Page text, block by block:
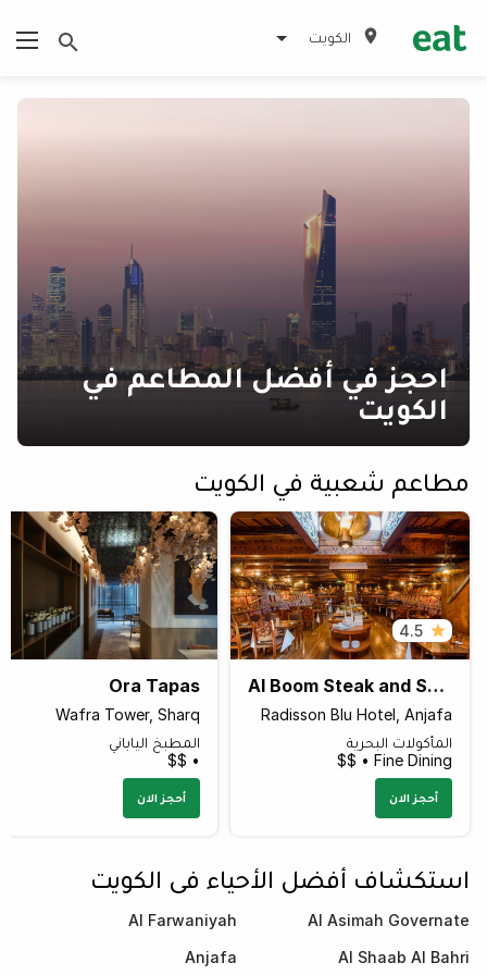
الكويت
احجز في أفضل المطاعم في
الكويت
مطاعم شعبية في الكويت
4.5
Al Boom Steak and Seafood Restaurant
Radisson Blu Hotel, Anjafa
المأكولات البحرية
Fine Dining • $$
أحجز الان
Ora Tapas
Wafra Tower, Sharq
المطبخ الياباني
• $$
أحجز الان
استكشاف أفضل الأحياء في الكويت
Al Asimah Governate
Al Farwaniyah
Al Shaab Al Bahri
Anjafa